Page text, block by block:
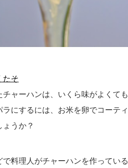
たそ
ャーハンは、いくら味がよくて
ラにするには、お米を卵でコーテ
うか？
で料理人がチャーハンを作ってい